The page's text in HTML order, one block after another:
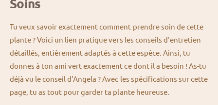
Soins
Tu veux savoir exactement comment prendre soin de cette
plante ? Voici un lien pratique vers les conseils d'entretien
détaillés, entièrement adaptés à cette espèce. Ainsi, tu
donnes à ton ami vert exactement ce dont il a besoin ! As-tu
déjà vu le conseil d'Angela ? Avec les spécifications sur cette
page, tu as tout pour garder ta plante heureuse.